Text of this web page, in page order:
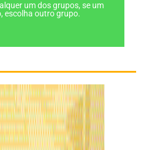
um dos grupos, se um
escolha outro grupo.